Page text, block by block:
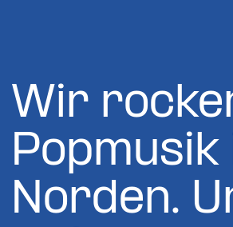
Wir
Popmusik
Norden.